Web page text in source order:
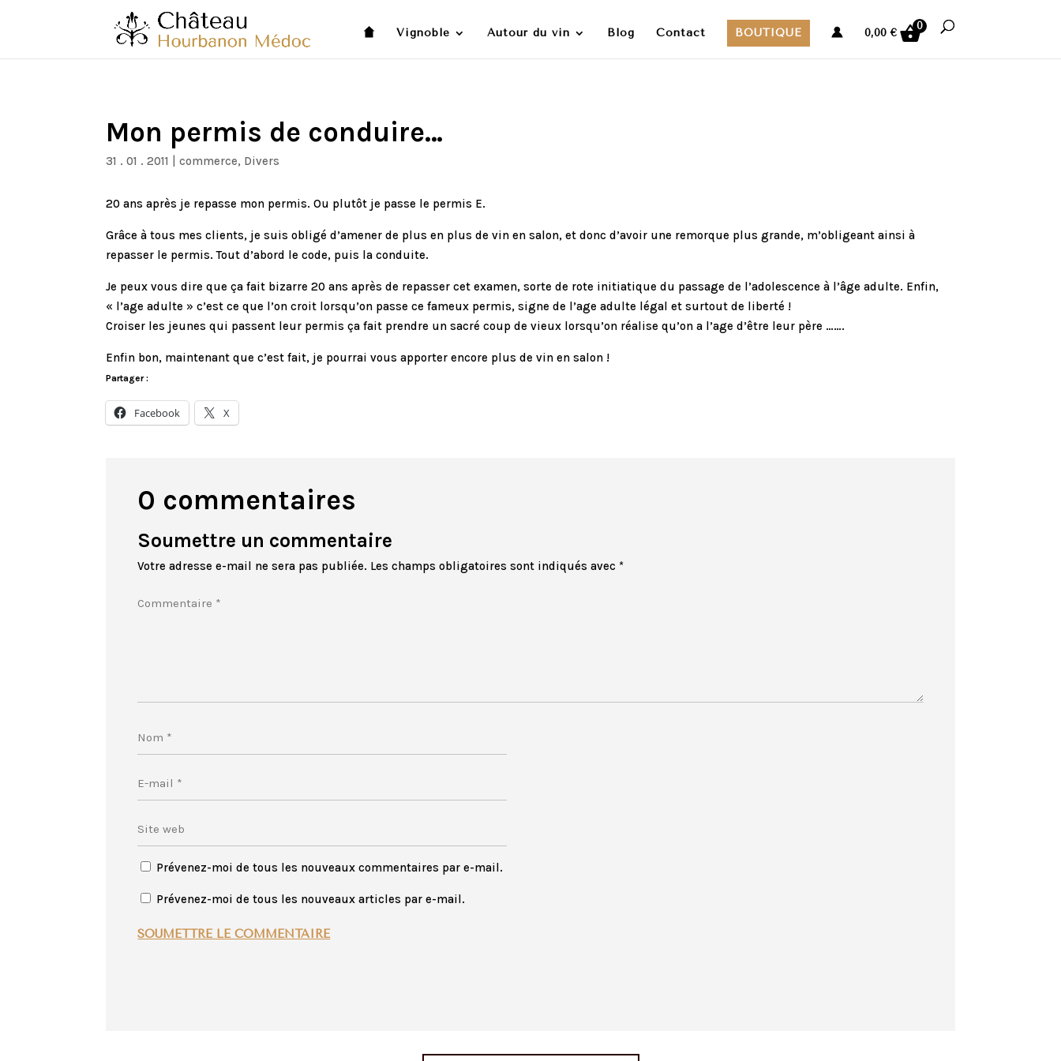
Vignoble Autour du vin Blog Contact BOUTIQUE 0,00€
0
Mon permis de conduire…
31 . 01 . 2011 |commerce, Divers
20 ans après je repasse mon permis. Ou plutôt je passe le permis E.
Grâce à tous mes clients, je suis obligé d’amener de plus en plus de vin en salon, et donc d’avoir une remorque plus grande, m’obligeant ainsi à
repasser le permis. Tout d’abord le code, puis la conduite.
Je peux vous dire que ça fait bizarre 20 ans après de repasser cet examen, sorte de rote initiatique du passage de l’adolescence à l’âge adulte. Enfin,
« l’age adulte » c’est ce que l’on croit lorsqu’on passe ce fameux permis, signe de l’age adulte légal et surtout de liberté !
Croiser les jeunes qui passent leur permis ça fait prendre un sacré coup de vieux lorsqu’on réalise qu’on a l’age d’être leur père …….
Enfin bon, maintenant que c’est fait, je pourrai vous apporter encore plus de vin en salon !
Partager :
Facebook X
0 commentaires
Soumettre un commentaire
Votre adresse e-mail ne sera pas publiée. Les champs obligatoires sont indiqués avec *
Prévenez-moi de tous les nouveaux commentaires par e-mail.
Prévenez-moi de tous les nouveaux articles par e-mail.
SOUMETTRE LE COMMENTAIRE